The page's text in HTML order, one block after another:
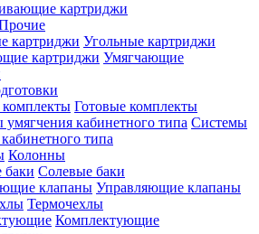
картриджи
Угольные картриджи
Умягчающие
Готовые комплекты
Системы
типа
Колонны
Солевые баки
Управляющие клапаны
Термочехлы
Комплектующие